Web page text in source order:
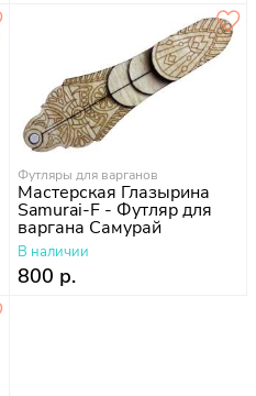
Футляры для варганов
Мастерская Глазырина
Samurai-F - Футляр для
варгана Самурай
В наличии
800 р.